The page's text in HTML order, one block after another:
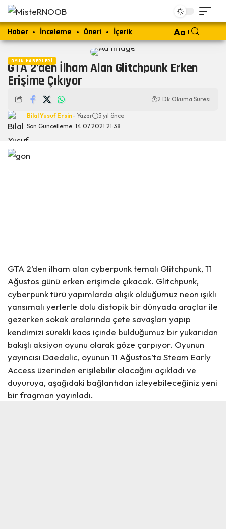
Haber İnceleme Öneri İçerik Aa
OYUN HABERLERI
GTA 2’den İlham Alan Glitchpunk Erken
Erişime Çıkıyor
Son Güncelleme: 14.07.2021 21:38
Bilal Yusuf Ersin- Yazar 5 yıl önce
2 Dk Okuma Süresi
GTA 2’den ilham alan cyberpunk temalı Glitchpunk, 11
Ağustos günü erken erişimde çıkacak. Glitchpunk,
cyberpunk türü yapımlarda alışık olduğumuz neon ışıklı
yansımalı yerlerle dolu distopik bir dünyada araçlar ile
gezerken sokak aralarında çete savaşları yapıp
kendimizi sürekli kaos içinde bulduğumuz bir yukarıdan
bakışlı aksiyon oyunu olarak göze çarpıyor. Oyunun
yayıncısı Daedalic, oyunun 11 Ağustos’ta Steam Early
Access üzerinden erişilebilir olacağını açıkladı ve
duyuruya, aşağıdaki bağlantıdan izleyebileceğiniz yeni
bir fragman yayınladı.